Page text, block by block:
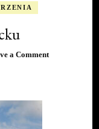
a Commenton